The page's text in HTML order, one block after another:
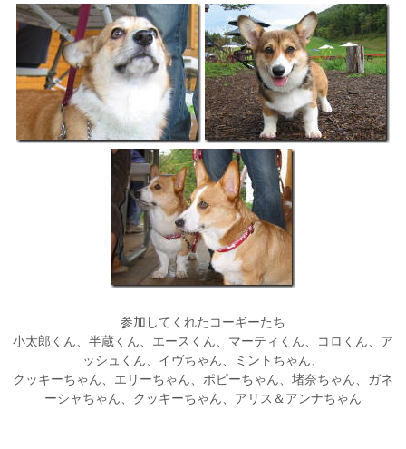
参加してくれたコーギーたち
小太郎くん、半蔵くん、エースくん、マーティくん、コロくん、ア
ッシュくん、イヴちゃん、ミントちゃん、
クッキーちゃん、エリーちゃん、ポピーちゃん、堵奈ちゃん、ガネ
ーシャちゃん、クッキーちゃん、アリス＆アンナちゃん